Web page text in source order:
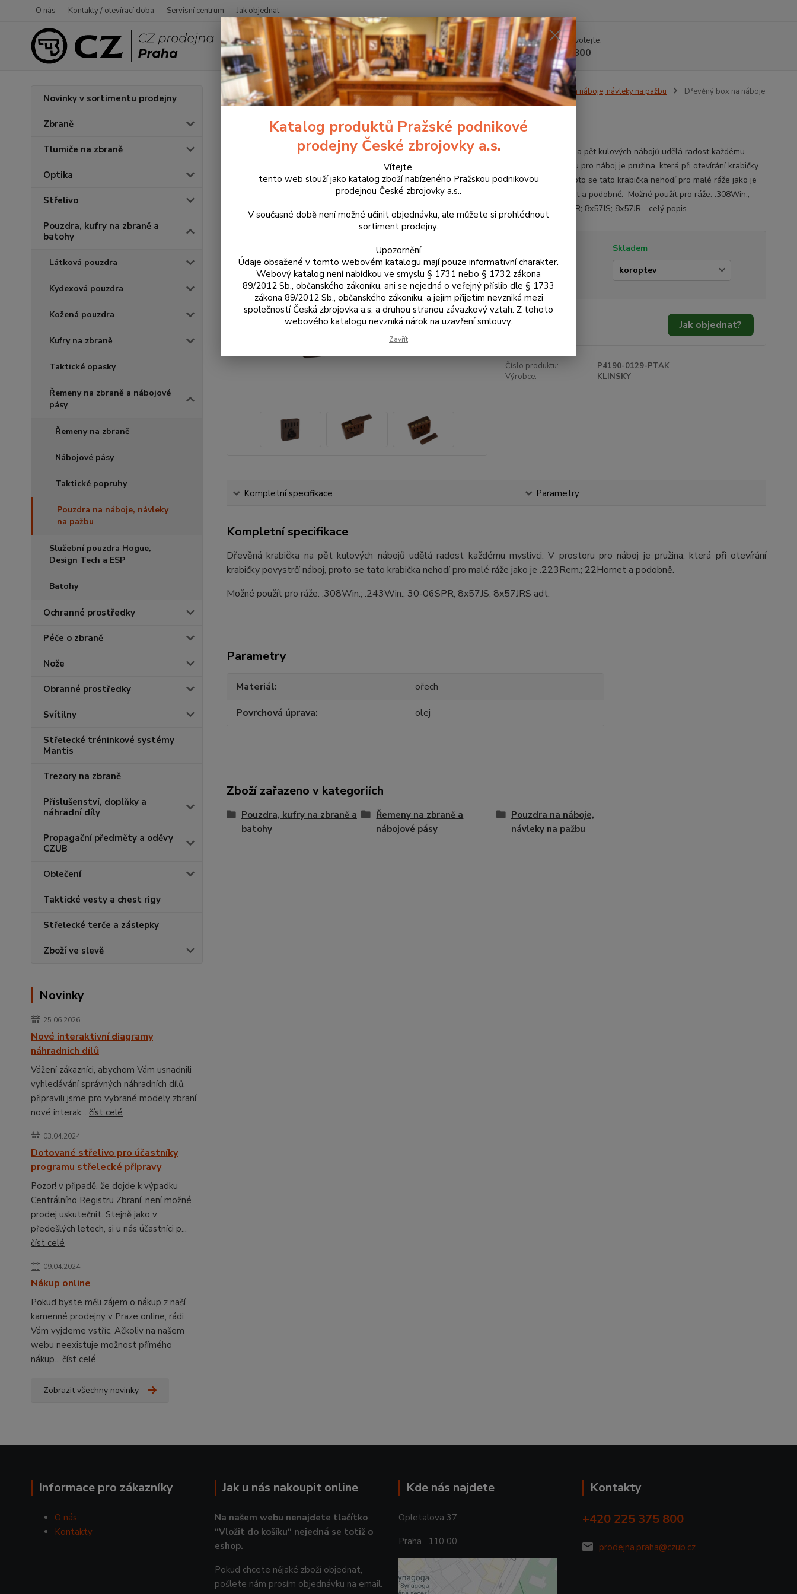
O nás Kontakty / otevírací doba Servisní centrum Jak objednat
Hledat Nevíte si rady? Zavolejte.
+420 225 375 800
Novinky v sortimentu prodejny
Zbraně
Tlumiče na zbraně
Optika
Střelivo
Pouzdra, kufry na zbraně a
batohy
Látková pouzdra
Kydexová pouzdra
Kožená pouzdra
Kufry na zbraně
Taktické opasky
Řemeny na zbraně a nábojové
pásy
Řemeny na zbraně
Nábojové pásy
Taktické popruhy
Pouzdra na náboje, návleky
na pažbu
Služební pouzdra Hogue,
Design Tech a ESP
Batohy
Ochranné prostředky
Péče o zbraně
Nože
Obranné prostředky
Svítilny
Střelecké tréninkové systémy
Mantis
Trezory na zbraně
Příslušenství, doplňky a
náhradní díly
Propagační předměty a oděvy
CZUB
Oblečení
Taktické vesty a chest rigy
Střelecké terče a záslepky
Zboží ve slevě
Novinky
25.06.2026
Nové interaktivní diagramy
náhradních dílů
Vážení zákazníci, abychom Vám usnadnili
vyhledávání správných náhradních dílů,
připravili jsme pro vybrané modely zbraní
nové interak... číst celé
03.04.2024
Dotované střelivo pro účastníky
programu střelecké přípravy
Pozor! v připadě, že dojde k výpadku
Centrálního Registru Zbraní, není možné
prodej uskutečnit. Stejně jako v
předešlých letech, si u nás účastníci p...
číst celé
09.04.2024
Nákup online
Pokud byste měli zájem o nákup z naší
kamenné prodejny v Praze online, rádi
Vám vyjdeme vstříc. Ačkoliv na našem
webu neexistuje možnost přímého
nákup... číst celé
Zobrazit všechny novinky
Úvod Pouzdra, kufry na zbraně a batohy Řemeny na zbraně a nábojové pásy Pouzdra na náboje, návleky na pažbu Dřevěný box na náboje
Dřevěný box na náboje
Dřevěná krabička na pět kulových nábojů udělá radost každému
myslivci. V prostoru pro náboj je pružina, která při otevírání krabičky
povystrčí náboj, proto se tato krabička nehodí pro malé ráže jako je
.223Rem.; 22Hornet a podobně. Možné použít pro ráže: .308Win.;
.243Win.; 30-06SPR; 8x57JS; 8x57JR... celý popis
Skladem
Varianta
750 Kč Jak objednat?
Číslo produktu:
P4190-0129-PTAK
Výrobce:
KLINSKY
Kompletní specifikace Parametry
Kompletní specifikace
Dřevěná krabička na pět kulových nábojů udělá radost každému myslivci. V prostoru pro náboj je pružina, která při otevírání
krabičky povystrčí náboj, proto se tato krabička nehodí pro malé ráže jako je .223Rem.; 22Hornet a podobně.
Možné použít pro ráže: .308Win.; .243Win.; 30-06SPR; 8x57JS; 8x57JRS adt.
Parametry
Materiál
ořech
Povrchová úprava
olej
Zboží zařazeno v kategoriích
Pouzdra, kufry na zbraně a
batohy
Řemeny na zbraně a
nábojové pásy
Pouzdra na náboje,
návleky na pažbu
Informace pro zákazníky
O nás
Kontakty
Jak u nás nakoupit online
Na našem webu nenajdete tlačítko
“Vložit do košíku“ nejedná se totiž o
eshop.
Pokud chcete nějaké zboží objednat,
pošlete nám prosím objednávku na email.
Kde nás najdete
Opletalova 37
Praha , 110 00
Kontakty
+420 225 375 800
prodejna.praha@czub.cz
Katalog produktů Pražské podnikové
prodejny České zbrojovky a.s.
Vítejte,
tento web slouží jako katalog zboží nabízeného Pražskou podnikovou
prodejnou České zbrojovky a.s..
V současné době není možné učinit objednávku, ale můžete si prohlédnout
sortiment prodejny.
Upozornění
Údaje obsažené v tomto webovém katalogu mají pouze informativní charakter.
Webový katalog není nabídkou ve smyslu § 1731 nebo § 1732 zákona
89/2012 Sb., občanského zákoníku, ani se nejedná o veřejný příslib dle § 1733
zákona 89/2012 Sb., občanského zákoníku, a jejím přijetím nevzniká mezi
společností Česká zbrojovka a.s. a druhou stranou závazkový vztah. Z tohoto
webového katalogu nevzniká nárok na uzavření smlouvy.
Zavřít